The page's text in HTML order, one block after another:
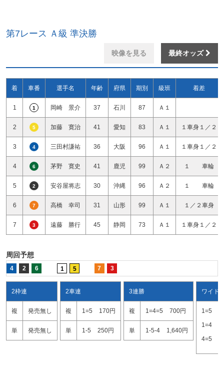
第7レース Ａ級 準決勝
映像を見る 最終オッズ
着 車番 選手名 年齢 府県 期別 級班 着差
1 1 岡崎 景介 37 石川 87 Ａ１
2 5 加藤 寛治 41 愛知 83 Ａ１ １車身１／２
3 4 三田村謙祐 36 大阪 96 Ａ１ １車身１／２
4 6 茅野 寛史 41 鹿児 99 Ａ２ １ 車輪
5 2 安谷屋将志 30 沖縄 96 Ａ２ １ 車輪
6 7 高橋 幸司 31 山形 99 Ａ１ １／２車身
7 3 遠藤 勝行 45 静岡 73 Ａ１ １車身１／２
周回予想
4 2 6 1 5 7 3
2枠連
複 発売無し
単 発売無し
2車連
複 1=5 170円
単 1-5 250円
3連勝
複 1=4=5 700円
単 1-5-4 1,640円
ワイド
1=5
1=4
4=5